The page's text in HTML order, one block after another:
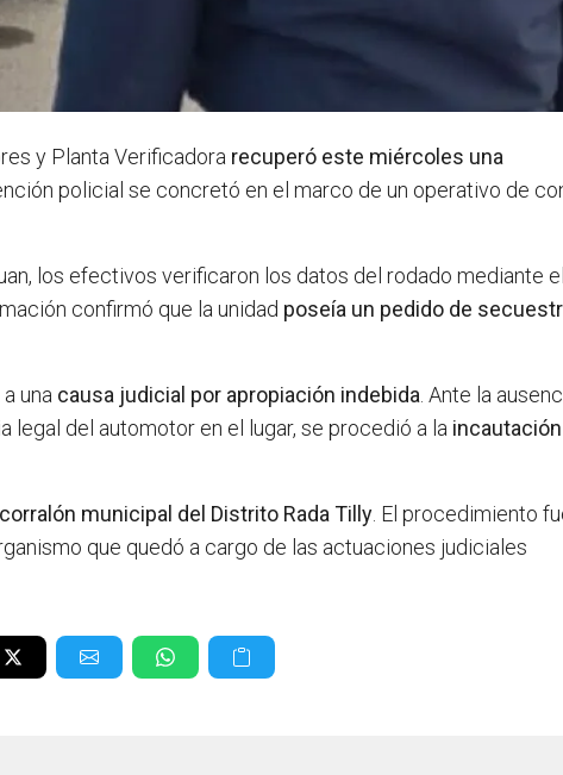
y Planta Verificadora recuperó este miércoles una
policial se concretó en el marco de un operativo de
los efectivos verificaron los datos del rodado mediante el
confirmó que la unidad poseía un pedido de
una causa judicial por apropiación indebida. Ante la
legal del automotor en el lugar, se procedió a la incautación
municipal del Distrito Rada Tilly. El procedimiento
que quedó a cargo de las actuaciones judiciales